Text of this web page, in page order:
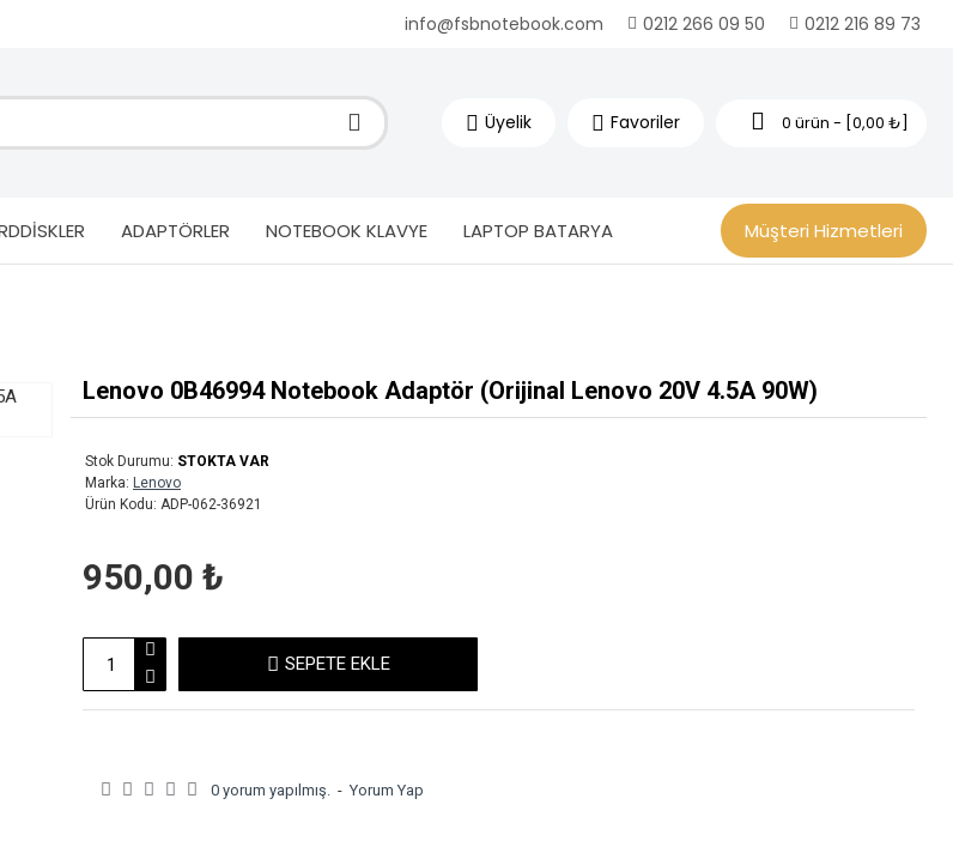
info@fsbnotebook.com 0212 266 09 50 0212 216 89 73
Üyelik Favoriler 0 ürün - [0,00 ₺]
ADAPTÖRLER NOTEBOOK KLAVYE LAPTOP BATARYA Müşteri Hizmetleri
Lenovo 0B46994 Notebook Adaptör (Orijinal Lenovo 20V 4.5A 90W)
Stok Durumu: STOKTA VAR
Marka: Lenovo
Ürün Kodu: ADP-062-36921
0 yorum yapılmış. - Yorum Yap
950,00 ₺
SEPETE EKLE